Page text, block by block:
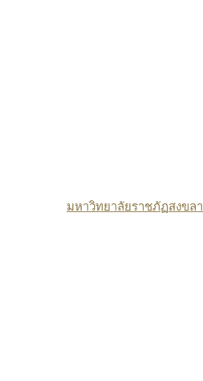
มหาวิทยาลัยราชภัฏสงขลา